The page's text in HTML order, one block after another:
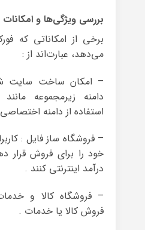
بررسی ویژگی‌ها و امکانات
برخی از امکاناتی که
می‌دهد، عبارت‌اند از :
– امکان ساخت سایت
استفاده از دامنه
– فروشگاه ساز فایل :
خود را برای فروش قرار
درآمد اینترنتی کنند .
– فروشگاه کالا و
فروش کالا یا خدمات .